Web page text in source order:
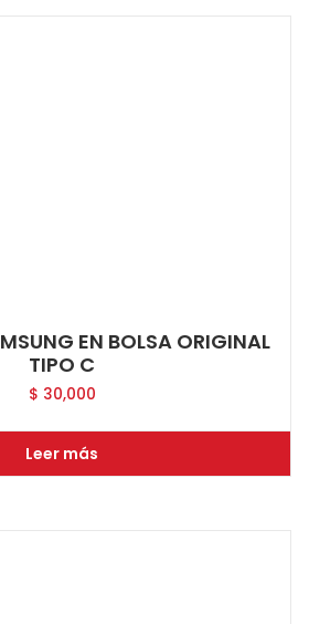
EN BOLSA ORIGINAL
TIPO C
$ 30,000
Leer más